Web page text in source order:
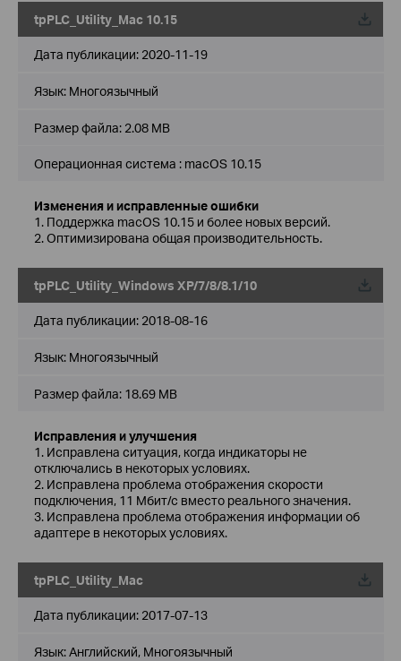
tpPLC_Utility_Mac 10.15
Дата публикации: 2020-11-19
Язык: Многоязычный
Размер файла: 2.08 MB
Операционная система : macOS 10.15
Изменения и исправленные ошибки
1. Поддержка macOS 10.15 и более новых версий.
2. Оптимизирована общая производительность.
tpPLC_Utility_Windows XP/7/8/8.1/10
Дата публикации: 2018-08-16
Язык: Многоязычный
Размер файла: 18.69 MB
Исправления и улучшения
1. Исправлена ситуация, когда индикаторы не
отключались в некоторых условиях.
2. Исправлена проблема отображения скорости
подключения, 11 Мбит/с вместо реального значения.
3. Исправлена проблема отображения информации об
адаптере в некоторых условиях.
tpPLC_Utility_Mac
Дата публикации: 2017-07-13
Язык:Английский, Многоязычный